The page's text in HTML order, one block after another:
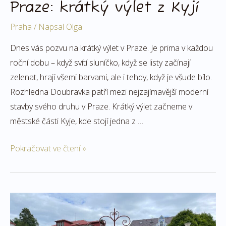
Praze: krátký výlet z Kyjí
Praha / Napsal Olga
Dnes vás pozvu na krátký výlet v Praze. Je prima v každou
roční dobu – když svítí sluníčko, když se listy začínají
zelenat, hrají všemi barvami, ale i tehdy, když je všude bílo.
Rozhledna Doubravka patří mezi nejzajímavější moderní
stavby svého druhu v Praze. Krátký výlet začneme v
městské části Kyje, kde stojí jedna z …
Pokračovat ve čtení »
Lázně
Libverda